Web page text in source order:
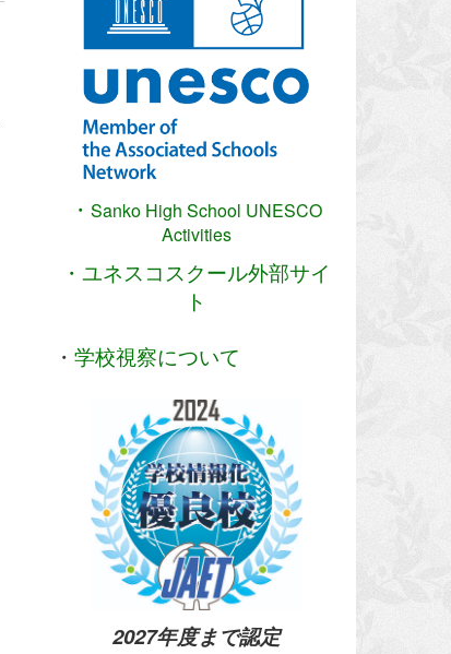
・Sanko High School UNESCO
Activities
・ユネスコスクール外部サイ
ト
・ 学校視察について
2027年度まで認定